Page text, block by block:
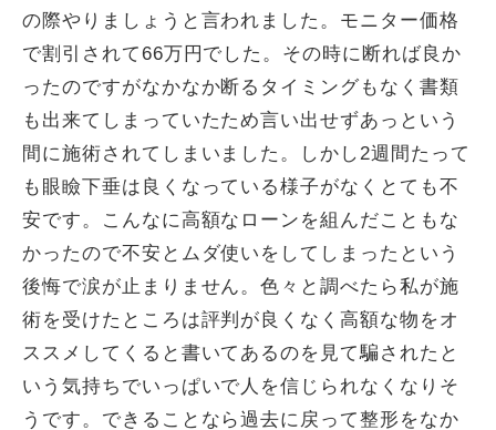
の際やりましょうと言われました。モニター価格
で割引されて66万円でした。その時に断れば良か
ったのですがなかなか断るタイミングもなく書類
も出来てしまっていたため言い出せずあっという
間に施術されてしまいました。しかし2週間たって
も眼瞼下垂は良くなっている様子がなくとても不
安です。こんなに高額なローンを組んだこともな
かったので不安とムダ使いをしてしまったという
後悔で涙が止まりません。色々と調べたら私が施
術を受けたところは評判が良くなく高額な物をオ
ススメしてくると書いてあるのを見て騙されたと
いう気持ちでいっぱいで人を信じられなくなりそ
うです。できることなら過去に戻って整形をなか